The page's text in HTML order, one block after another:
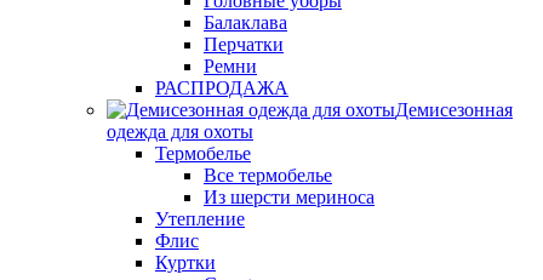
Балаклава
Перчатки
Ремни
РАСПРОДАЖА
Демисезонная
одежда для охоты
Термобелье
Все термобелье
Из шерсти мериноса
Утепление
Флис
Куртки